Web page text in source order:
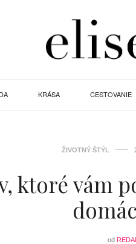
KRÁSA CESTOVANIE
ŽIVOTNÝ ŠTÝL
ktoré vám
od